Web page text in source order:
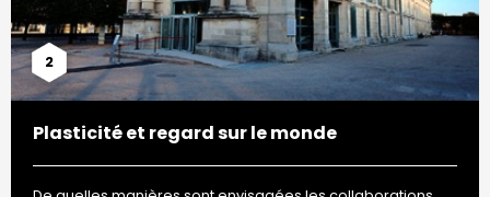
2
Plasticité et regard sur le monde